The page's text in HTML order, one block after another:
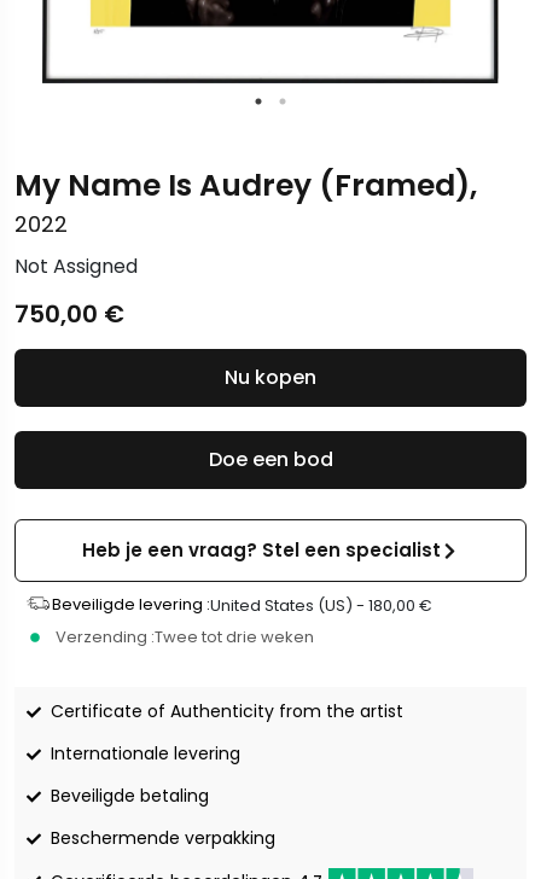
My Name Is Audrey (Framed),
2022
Not Assigned
750,00 €
Doe een bod
Heb je een vraag? Stel een specialist
Beveiligde levering :United States (US) - 180,00 €
Verzending :Twee tot drie weken
Certificate of Authenticity from the artist
Internationale levering
Beveiligde betaling
Beschermende verpakking
Nu kopen